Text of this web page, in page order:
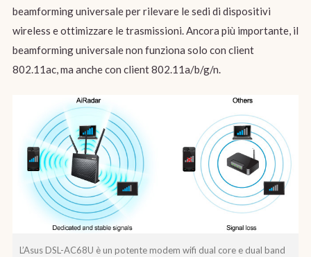
beamforming universale per rilevare le sedi di dispositivi
wireless e ottimizzare le trasmissioni. Ancora più importante, il
beamforming universale non funziona solo con client
802.11ac, ma anche con client 802.11a/b/g/n.
L’Asus DSL-AC68U è un potente modem wifi dual core e dual band